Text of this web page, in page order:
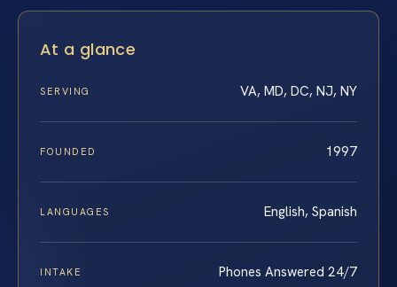
At a glance
SERVING VA, MD, DC, NJ, NY
FOUNDED 1997
LANGUAGES English, Spanish
INTAKE Phones Answered 24/7